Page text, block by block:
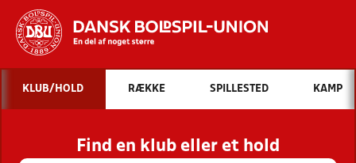
Hvad vil du søge efter?
INDHOLD OG NYHEDER
STILLINGER, RESULTATER, KLUBBER OG
KLUB/HOLD RÆKKE SPILLESTED KAMP
Find en klub eller et hold